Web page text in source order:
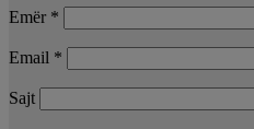
Emër *
Email *
Sajt